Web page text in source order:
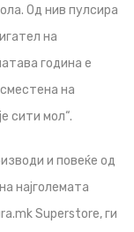
Од нив пулсира
на
година е
на
сити мол“.
и повеќе од
најголемата
Superstore, ги